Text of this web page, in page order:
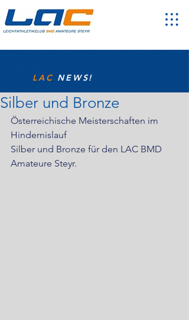
LAC NEWS!
Silber und Bronze
Österreichische Meisterschaften im
Hindernislauf
Silber und Bronze für den LAC BMD
Amateure Steyr.